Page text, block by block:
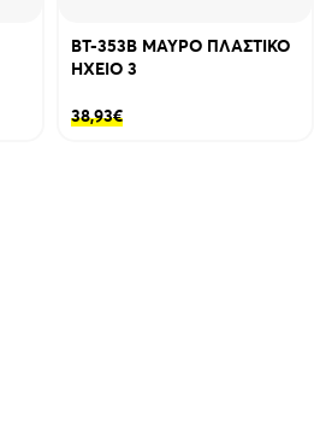
BT-353B ΜΑΥΡΟ ΠΛΑΣΤΙΚΟ
ΗΧΕΙΟ 3
38,93€